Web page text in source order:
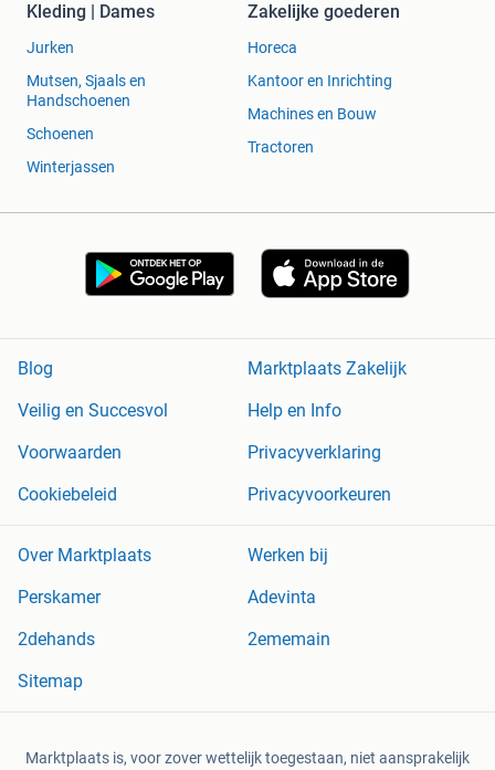
Kleding | Dames
Jurken
Mutsen, Sjaals en
Handschoenen
Schoenen
Winterjassen
Zakelijke goederen
Horeca
Kantoor en Inrichting
Machines en Bouw
Tractoren
Blog
Marktplaats Zakelijk
Veilig en Succesvol
Help en Info
Voorwaarden
Privacyverklaring
Cookiebeleid
Privacyvoorkeuren
Over Marktplaats
Werken bij
Perskamer
Adevinta
2dehands
2ememain
Sitemap
Marktplaats is, voor zover wettelijk toegestaan, niet aansprakelijk